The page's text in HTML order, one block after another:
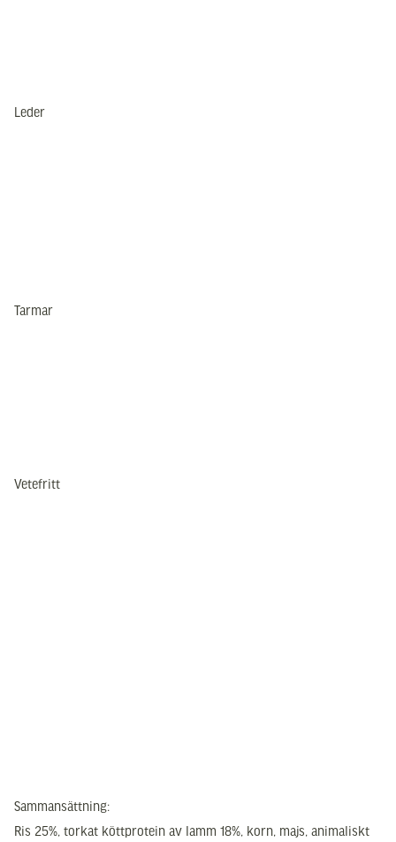
Leder
Tarmar
Vetefritt
Sammansättning:
Ris 25%, torkat köttprotein av lamm 18%, korn, majs, animaliskt